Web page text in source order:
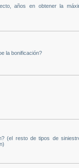
años en obtener la
la bonificación?
(el resto de tipos de